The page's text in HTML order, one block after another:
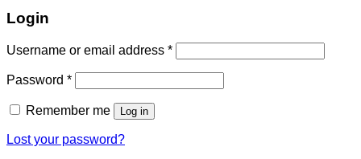
Login
Username or email address *
Password *
Remember me Log in
Lost your password?